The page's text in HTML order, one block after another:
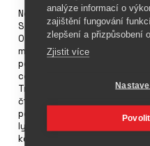
Největší norští prodejci
Sport1, Anton Sport,
Outlet a Obs!) zaznamenali v
miliardy norských korun (1,07
pokles o 4,4 % oproti
celkovém prodeji sportovního
Tržby v prvním čtvrtletí byly o
čtvrtletí o 2,6 % nižší. Hlavní
pocházely z vybavení pro
lyžování, cyklistiku a běh,
kolektivních sportů.
analýze informací o
zajištění fungování
zlepšení a přizpůsobení
Zjistit více